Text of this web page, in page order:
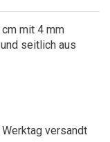
mit 4 mm
seitlich aus
versandt